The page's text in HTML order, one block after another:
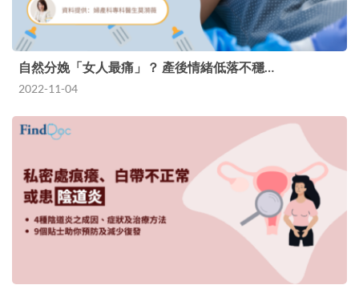
自然分娩「女人最痛」？ 產後情緒低落不穩…
2022-11-04